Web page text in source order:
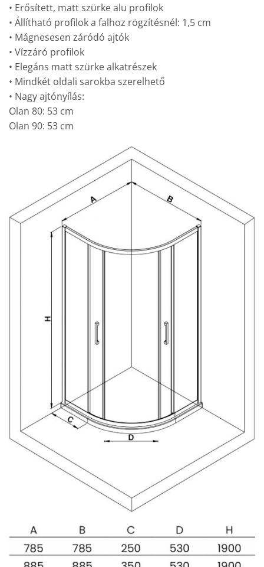
• Erősített, matt szürke alu profilok
• Állítható profilok a falhoz rögzítésnél: 1,5 cm
• Mágnesesen záródó ajtók
• Vízzáró profilok
• Elegáns matt szürke alkatrészek
• Mindkét oldali sarokba szerelhető
• Nagy ajtónyílás:
Olan 80: 53 cm
Olan 90: 53 cm